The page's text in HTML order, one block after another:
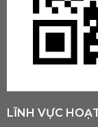
LĨNH VỰC